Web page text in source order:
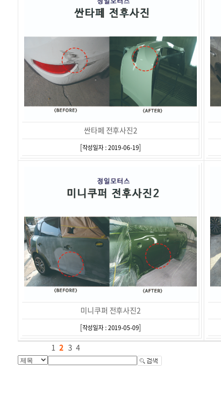
싼타페 전후사진2
[작성일자 : 2019-06-19]
미니쿠퍼 전후사진2
[작성일자 : 2019-05-09]
1 2 3 4